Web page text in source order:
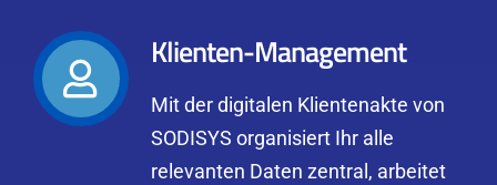
Klienten-Management
Mit der digitalen Klientenakte von
SODISYS organisiert Ihr alle
relevanten Daten zentral, arbeitet